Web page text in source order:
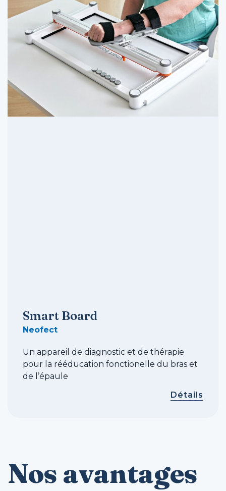
Smart Board
Neofect
Un appareil de diagnostic et de thérapie
pour la rééducation fonctionelle du bras et
de l’épaule
Détails
Nos avantages